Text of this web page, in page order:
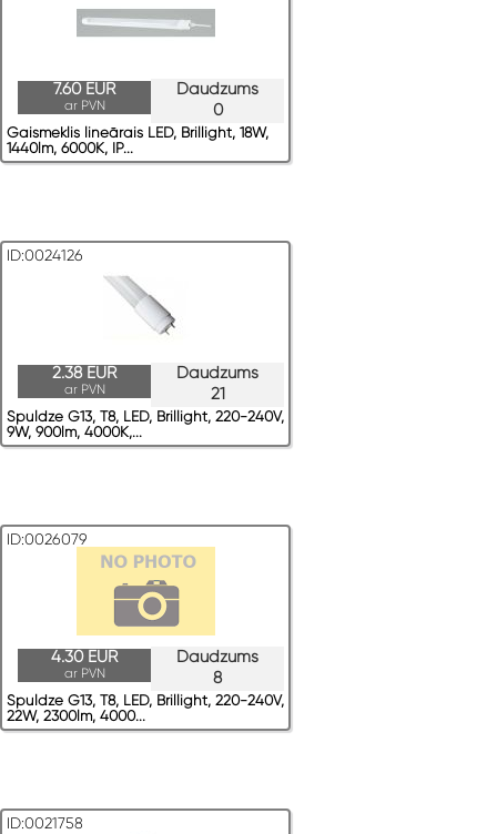
Daudzums
0
7.60 EUR
ar PVN
Gaismeklis lineārais LED, Brillight, 18W,
1440lm, 6000K, IP...
ID:0024126
Daudzums
21
2.38 EUR
ar PVN
Spuldze G13, T8, LED, Brillight, 220-240V,
9W, 900lm, 4000K,...
ID:0026079
Daudzums
8
4.30 EUR
ar PVN
Spuldze G13, T8, LED, Brillight, 220-240V,
22W, 2300lm, 4000...
ID:0021758